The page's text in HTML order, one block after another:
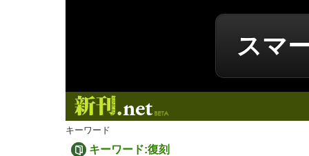
スマ
キーワード
キーワード:復刻